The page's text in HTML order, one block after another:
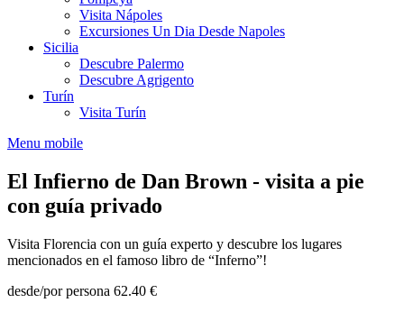
Visita Nápoles
Excursiones Un Dia Desde Napoles
Sicilia
Descubre Palermo
Descubre Agrigento
Turín
Visita Turín
Menu mobile
El Infierno de Dan Brown - visita a pie
con guía privado
Visita Florencia con un guía experto y descubre los lugares
mencionados en el famoso libro de “Inferno”!
desde/por persona 62.40 €